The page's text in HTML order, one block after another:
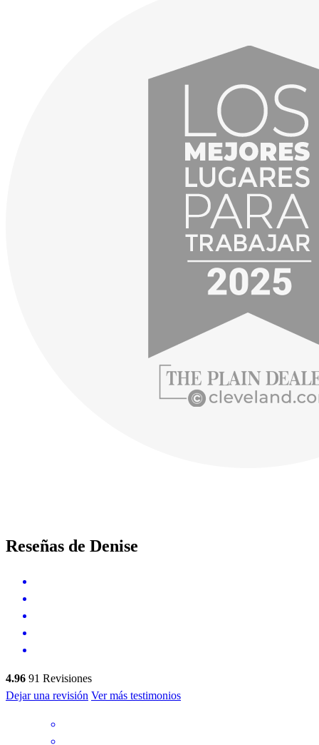
Reseñas de Denise
4.96 91 Revisiones
Dejar una revisión Ver más testimonios